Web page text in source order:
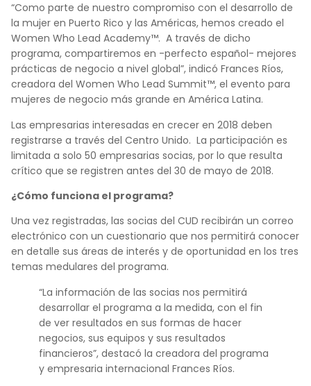
“Como parte de nuestro compromiso con el desarrollo de
la mujer en Puerto Rico y las Américas, hemos creado el
Women Who Lead Academy™. A través de dicho
programa, compartiremos en -perfecto español- mejores
prácticas de negocio a nivel global”, indicó Frances Ríos,
creadora del Women Who Lead Summit™, el evento para
mujeres de negocio más grande en América Latina.
Las empresarias interesadas en crecer en 2018 deben
registrarse a través del Centro Unido. La participación es
limitada a solo 50 empresarias socias, por lo que resulta
crítico que se registren antes del 30 de mayo de 2018.
¿Cómo funciona el programa?
Una vez registradas, las socias del CUD recibirán un correo
electrónico con un cuestionario que nos permitirá conocer
en detalle sus áreas de interés y de oportunidad en los tres
temas medulares del programa.
“La información de las socias nos permitirá
desarrollar el programa a la medida, con el fin
de ver resultados en sus formas de hacer
negocios, sus equipos y sus resultados
financieros”, destacó la creadora del programa
y empresaria internacional Frances Ríos.